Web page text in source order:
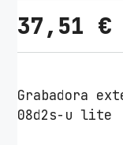
37,51 €
Grabadora
08d2s-u lite